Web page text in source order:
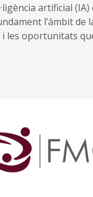
artificial (IA)
l’àmbit de
les oportunitats
sobre
els estats
organitzacions
digital de la Unió.